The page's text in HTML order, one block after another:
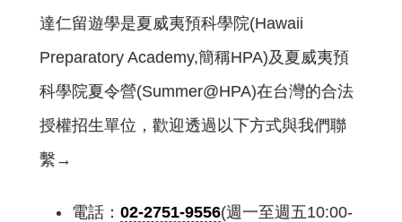
達仁留遊學是夏威夷預科學院(Hawaii
Preparatory Academy,簡稱HPA)及夏威夷預
科學院夏令營(Summer@HPA)在台灣的合法
授權招生單位，歡迎透過以下方式與我們聯
繫→
電話：02-2751-9556(週一至週五10:00-